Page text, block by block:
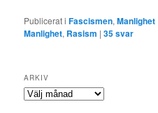
Publicerat i Fascismen,Manlighet
Manlighet, Rasism |35svar
ARKIV
Arkiv